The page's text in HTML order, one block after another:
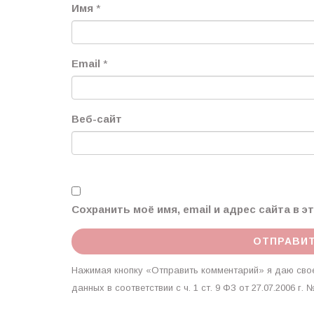
Имя *
Email *
Веб-сайт
Сохранить моё имя, email и адрес сайта в
Нажимая кнопку «Отправить комментарий» я даю
данных в соответствии с ч. 1 ст. 9 ФЗ от 27.07.2006